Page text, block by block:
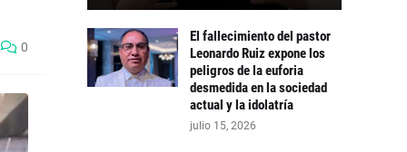
0
El fallecimiento del pastor
Leonardo Ruiz expone los
peligros de la euforia
desmedida en la sociedad
actual y la idolatría
julio 15, 2026